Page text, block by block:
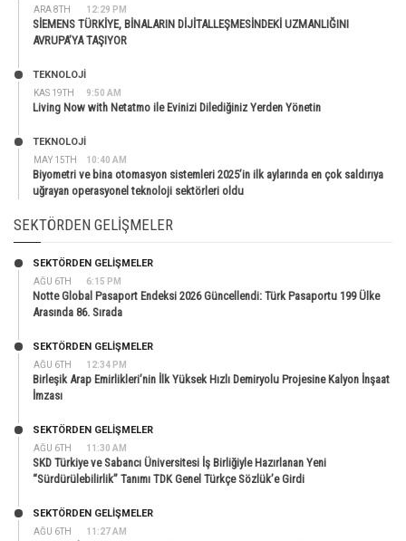
ARA 8TH 12:29 PM
SİEMENS TÜRKİYE, BİNALARIN DİJİTALLEŞMESİNDEKİ UZMANLIĞINI
AVRUPA’YA TAŞIYOR
KAS 19TH 9:50 AM
TEKNOLOJİ
Living Now with Netatmo ile Evinizi Dilediğiniz Yerden Yönetin
MAY 15TH 10:40 AM
TEKNOLOJİ
Biyometri ve bina otomasyon sistemleri 2025’in ilk aylarında en çok saldırıya
uğrayan operasyonel teknoloji sektörleri oldu
SEKTÖRDEN GELIŞMELER
AĞU 6TH 6:15 PM
SEKTÖRDEN GELIŞMELER
Notte Global Pasaport Endeksi 2026 Güncellendi: Türk Pasaportu 199 Ülke
Arasında 86. Sırada
AĞU 6TH 12:34 PM
SEKTÖRDEN GELIŞMELER
Birleşik Arap Emirlikleri’nin İlk Yüksek Hızlı Demiryolu Projesine Kalyon İnşaat
İmzası
AĞU 6TH 11:30 AM
SEKTÖRDEN GELIŞMELER
SKD Türkiye ve Sabancı Üniversitesi İş Birliğiyle Hazırlanan Yeni
“Sürdürülebilirlik” Tanımı TDK Genel Türkçe Sözlük’e Girdi
AĞU 6TH 11:27 AM
SEKTÖRDEN GELIŞMELER